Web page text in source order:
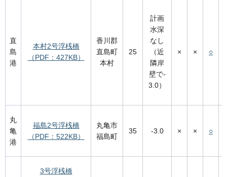
直
島
港
本村2号浮桟橋
（PDF：427KB）
香川郡
直島町
本村
25
計画
水深
なし
（近
隣岸
壁で-
3.0）
× × ○
丸
亀
港
福島2号浮桟橋
（PDF：522KB）
丸亀市
福島町
35 -3.0 × × ○
3号浮桟橋